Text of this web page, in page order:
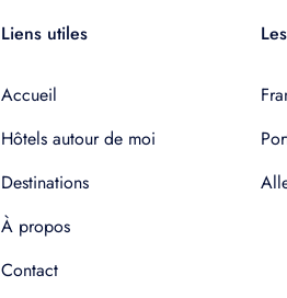
Liens utiles
Accueil
Hôtels autour de moi
Destinations
À propos
Contact